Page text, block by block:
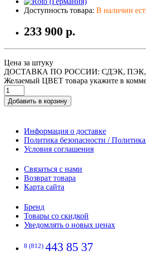
Доступность товара: В наличии
233 900 р.
Цена за штуку
ДОСТАВКА ПО РОССИИ: СДЭК, ПЭК,
Желаемый ЦВЕТ товара укажите в
Добавить в корзину
Информация о доставке
Политика безопасности /
Условия соглашения
Связаться с нами
Возврат товара
Карта сайта
Бренд
Товары со скидкой
Уведомлять о новых ценах
8 (812) 443 85 37